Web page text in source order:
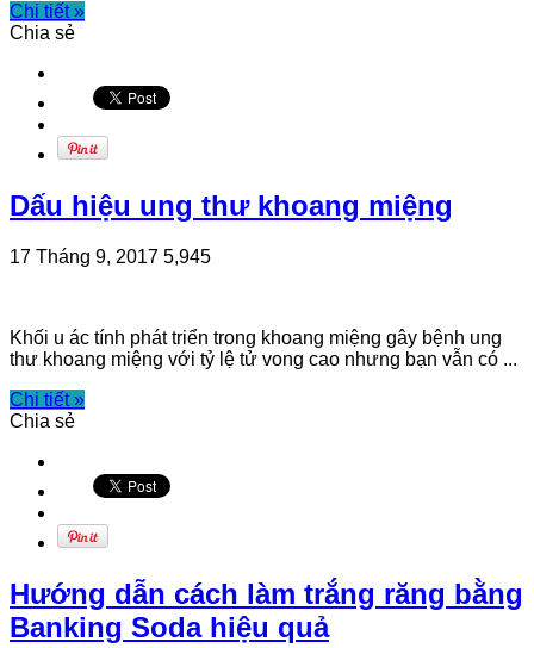
Chi tiết »
Chia sẻ
Dấu hiệu ung thư khoang miệng
17 Tháng 9, 2017 5,945
Khối u ác tính phát triển trong khoang miệng gây bệnh ung
thư khoang miệng với tỷ lệ tử vong cao nhưng bạn vẫn có ...
Chi tiết »
Chia sẻ
Hướng dẫn cách làm trắng răng bằng
Banking Soda hiệu quả